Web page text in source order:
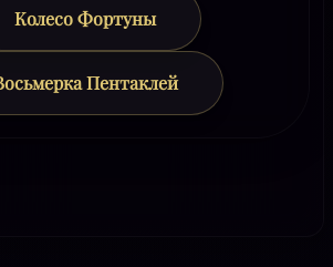
Колесо Фортуны
Пентаклей